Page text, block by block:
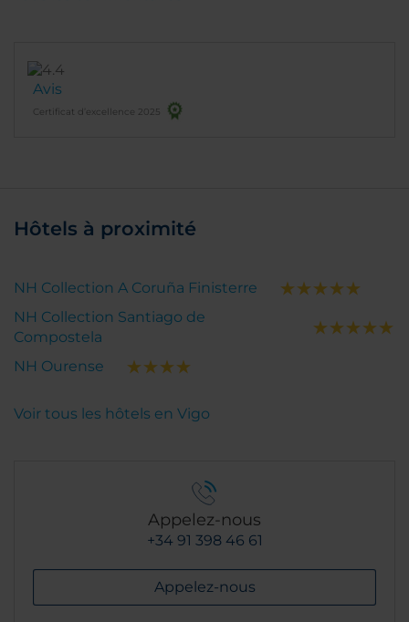
Avis
Certificat d’excellence 2025
Hôtels à proximité
NH Collection A Coruña Finisterre
NH Collection Santiago de
Compostela
NH Ourense
Voir tous les hôtels en Vigo
Appelez-nous
+34 91 398 46 61
Appelez-nous